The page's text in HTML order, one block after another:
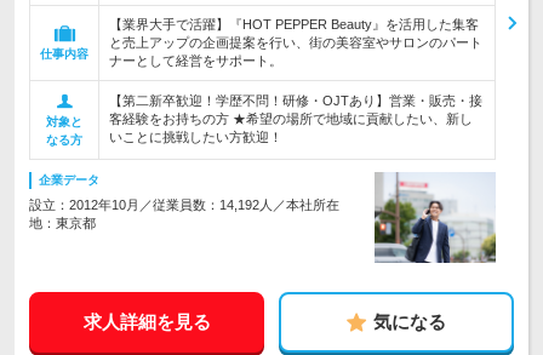
仕事内容
【業界大手で活躍】『HOT PEPPER Beauty』を活用した集客
と売上アップの企画提案を行い、街の美容室やサロンのパート
ナーとして経営をサポート。
対象と
なる方
【第二新卒歓迎！学歴不問！研修・OJTあり】営業・販売・接
客経験をお持ちの方 ★希望の場所で地域に貢献したい、新し
いことに挑戦したい方歓迎！
企業データ
設立：2012年10月／従業員数：14,192人／本社所在
地：東京都
求人詳細を見る 気になる